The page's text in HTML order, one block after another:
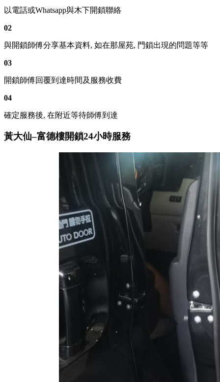
以電話或Whatsapp與木下開鎖聯絡
02
與開鎖師傅分享基本資料, 如在那屋苑, 門鎖出現的問題等等
03
開鎖師傅回覆到達時間及服務收費
04
確定服務後, 在附近等待師傅到達
黃大仙–富德樓開鎖24小時服務